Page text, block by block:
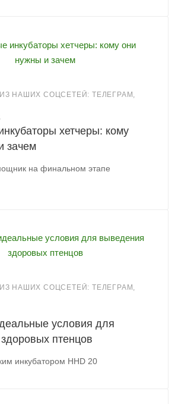
НАШИХ СОЦСЕТЕЙ: ТЕЛЕГРАМ,
хетчеры: кому
зачем
на финальном этапе
НАШИХ СОЦСЕТЕЙ: ТЕЛЕГРАМ,
условия для
птенцов
инкубатором HHD 20